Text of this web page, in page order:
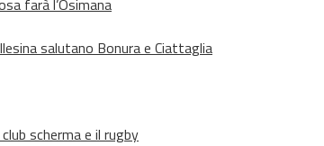
farà l’Osimana
salutano Bonura e Ciattaglia
scherma e il rugby